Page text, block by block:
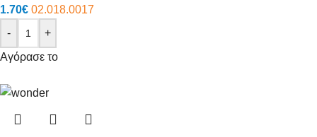
1.70€ 02.018.0017
-
+
Αγόρασε το